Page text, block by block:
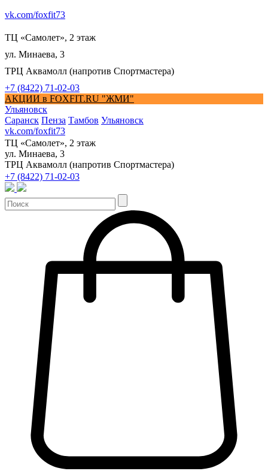
vk.com/foxfit73
ТЦ «Самолет», 2 этаж
ул. Минаева, 3
ТРЦ Аквамолл (напротив Спортмастера)
+7 (8422) 71-02-03
АКЦИИ в FOXFIT.RU "ЖМИ"
Ульяновск
Саранск Пенза Тамбов Ульяновск
vk.com/foxfit73
ТЦ «Самолет», 2 этаж
ул. Минаева, 3
ТРЦ Аквамолл (напротив Спортмастера)
+7 (8422) 71-02-03